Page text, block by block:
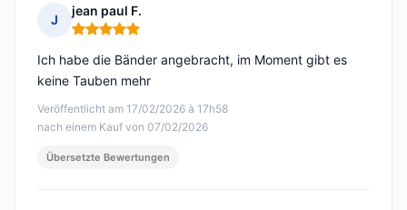
J
jean paul F.
Hinweis: 5 von 5
Veröffentlicht am 17/02/2026 à 17h58
nach einem Kauf von 07/02/2026
Ich habe die Bänder angebracht, im Moment gibt es
keine Tauben mehr
Übersetzte Bewertungen